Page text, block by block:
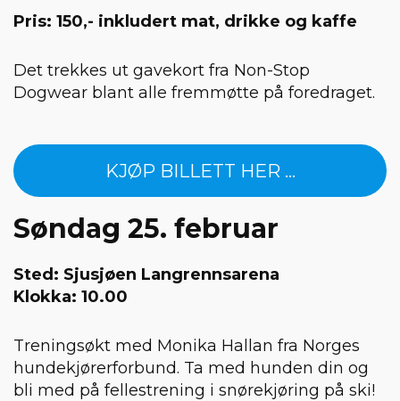
Pris: 150,- inkludert mat, drikke og kaffe
Det trekkes ut gavekort fra Non-Stop
Dogwear blant alle fremmøtte på foredraget.
KJØP BILLETT HER ...
Søndag 25. februar
Sted: Sjusjøen Langrennsarena
Klokka: 10.00
Treningsøkt med Monika Hallan fra Norges
hundekjørerforbund. Ta med hunden din og
bli med på fellestrening i snørekjøring på ski!